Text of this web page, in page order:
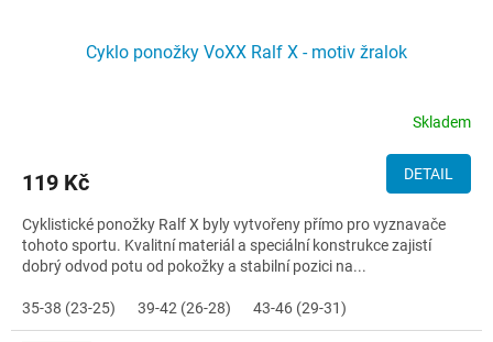
Cyklo ponožky VoXX Ralf X - motiv žralok
Skladem
119 Kč DETAIL
Cyklistické ponožky Ralf X byly vytvořeny přímo pro vyznavače
tohoto sportu. Kvalitní materiál a speciální konstrukce zajistí
dobrý odvod potu od pokožky a stabilní pozici na...
35-38 (23-25) 39-42 (26-28) 43-46 (29-31)